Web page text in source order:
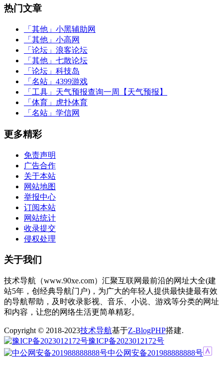
热门文章
「其他」 小黑辅助网
「其他」 小高网
「论坛」 浪客论坛
「其他」 七散论坛
「论坛」 科技岛
「名站」 4399游戏
「工具」 天气预报查询一周【天气预报】
「体育」
虎扑体育
「名站」 学信网
更多精彩
免责声明
广告合作
关于本站
网站地图
举报中心
订阅本站
网站统计
收录提交
侵权处理
关于我们
技术导航（www.90xe.com）汇聚互联网最前沿的网址大全(建
站5年，创经典导航门户)，为广大的年轻人提供最快捷最有效
的导航帮助，及时收录影视、音乐、小说、游戏等分类的网址
和内容，让您的网络生活更简单精彩。
Copyright © 2018-2023技术导航基于Z-BlogPHP搭建.
豫ICP备2023012172号
中公网安备201988888888号